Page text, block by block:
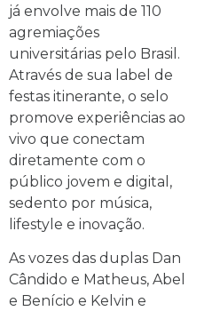
já envolve mais de 110
agremiações
universitárias pelo Brasil.
Através de sua label de
festas itinerante, o selo
promove experiências ao
vivo que conectam
diretamente com o
público jovem e digital,
sedento por música,
lifestyle e inovação.
As vozes das duplas Dan
Cândido e Matheus, Abel
e Benício e Kelvin e